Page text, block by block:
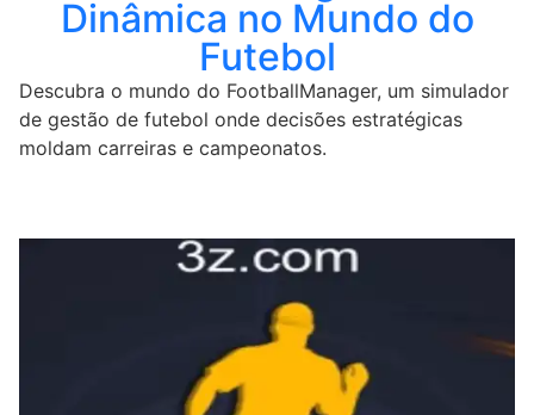
Dinâmica no Mundo do
Futebol
Descubra o mundo do FootballManager, um simulador
de gestão de futebol onde decisões estratégicas
moldam carreiras e campeonatos.